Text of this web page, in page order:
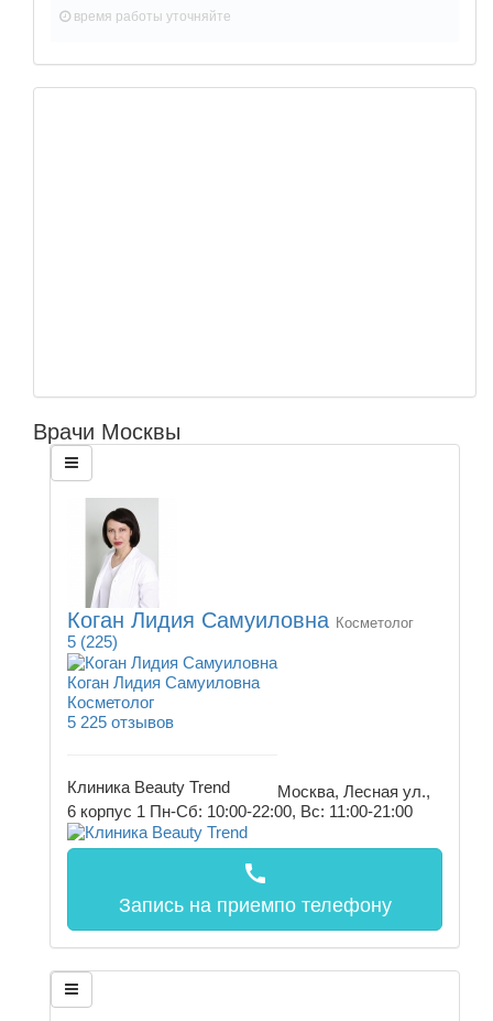
время работы уточняйте
Врачи Москвы
Коган Лидия Самуиловна Косметолог
5 (225)
Коган Лидия Самуиловна
Косметолог
5 225 отзывов
Клиника Beauty Trend
Москва, Лесная ул.,
6 корпус 1 Пн-Сб: 10:00-22:00, Вс: 11:00-21:00
call
Запись на приемпо телефону